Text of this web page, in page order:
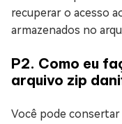
recuperar o acesso
armazenados no
P2. Como eu
arquivo zip
Você pode consertar